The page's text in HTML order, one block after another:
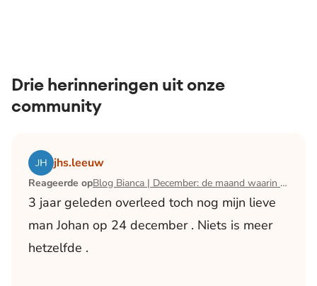
Drie herinneringen uit onze
community
jhs.leeuw
Reageerde op Blog Bianca | December: de maand waarin ik mijn man verloor
3 jaar geleden overleed toch nog mijn lieve
man Johan op 24 december . Niets is meer
hetzelfde .
Lees het artikel Blog Bianca | December: de maand